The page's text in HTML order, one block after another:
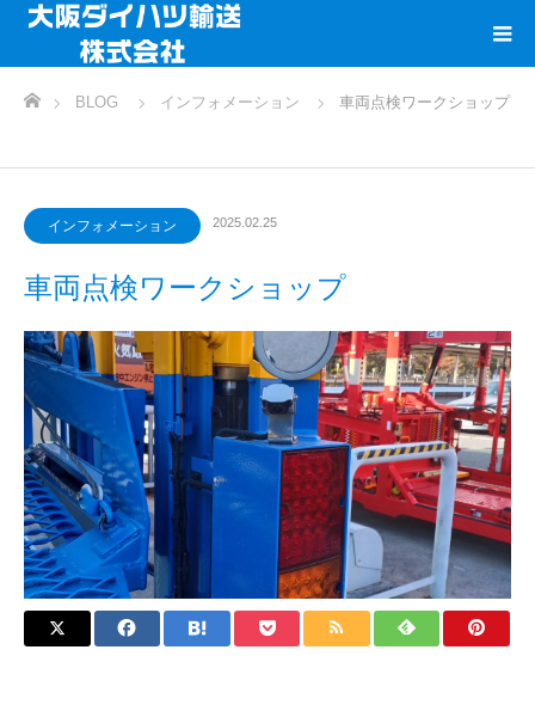
ホームBLOG インフォメーション 車両点検ワークショップ
インフォメーション 2025.02.25
車両点検ワークショップ